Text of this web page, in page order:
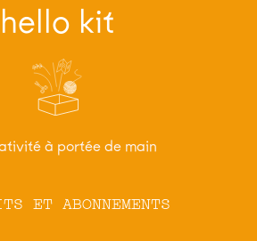
hello kit
à portée de main
ET ABONNEMENTS